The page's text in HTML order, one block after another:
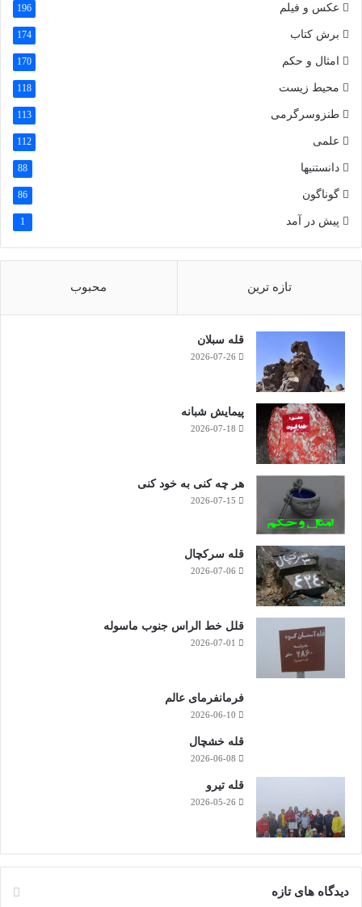
عکسها:اردیبهشت99
پارس گیلدا
غنچه خندان
مطالب بیشتر
عکس و فیلم 196
برش کتاب 174
امثال و حکم 170
محیط زیست 118
طنزوسرگرمی 113
علمی 112
دانستنیها 88
گوناگون 86
پیش در آمد 1
تازه ترین محبوب
قله سبلان
2026-07-26
پیمایش شبانه
2026-07-18
هر چه کنی به خود کنی
2026-07-15
قله سرکچال
2026-07-06
قلل خط الراس جنوب ماسوله
2026-07-01
فرمانفرمای عالم
2026-06-10
قله خشچال
2026-06-08
قله تیرو
2026-05-26
دیدگاه های تازه